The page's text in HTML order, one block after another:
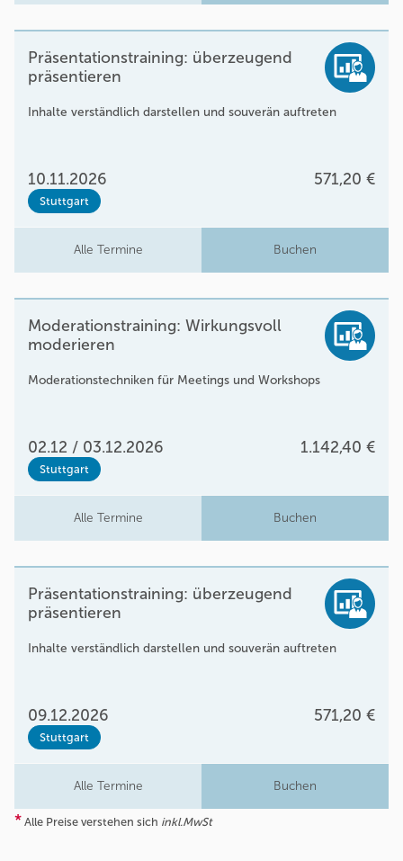
Präsentationstraining: überzeugend
präsentieren
Inhalte verständlich darstellen und souverän auftreten
10.11.2026 571,20 €
Stuttgart
Alle Termine Buchen
Moderationstraining: Wirkungsvoll
moderieren
Moderationstechniken für Meetings und Workshops
02.12 / 03.12.2026 1.142,40 €
Stuttgart
Alle Termine Buchen
Präsentationstraining: überzeugend
präsentieren
Inhalte verständlich darstellen und souverän auftreten
09.12.2026 571,20 €
Stuttgart
Alle Termine Buchen
* Alle Preise verstehen sich inkl.MwSt